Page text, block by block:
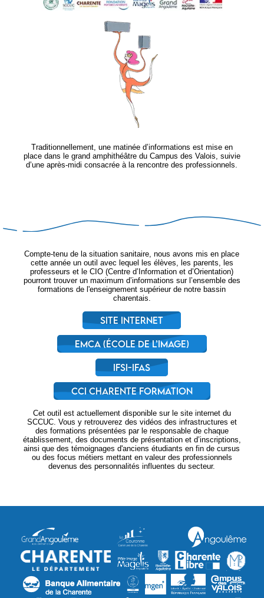
Traditionnellement, une matinée d’informations est mise en
place dans le grand amphithéâtre du Campus des Valois, suivie
d’une après-midi consacrée à la rencontre des professionnels.
Compte-tenu de la situation sanitaire, nous avons mis en place
cette année un outil avec lequel les élèves, les parents, les
professeurs et le CIO (Centre d’Information et d’Orientation)
pourront trouver un maximum d’informations sur l’ensemble des
formations de l'enseignement supérieur de notre bassin
charentais.
Site internet
EMCA (école de l’image)
IFSI-IFAS
CCI Charente Formation
Cet outil est actuellement disponible sur le site internet du
SCCUC. Vous y retrouverez des vidéos des infrastructures et
des formations présentées par le responsable de chaque
établissement, des documents de présentation et d’inscriptions,
ainsi que des témoignages d'anciens étudiants en fin de cursus
ou des focus métiers mettant en valeur des professionnels
devenus des personnalités influentes du secteur.